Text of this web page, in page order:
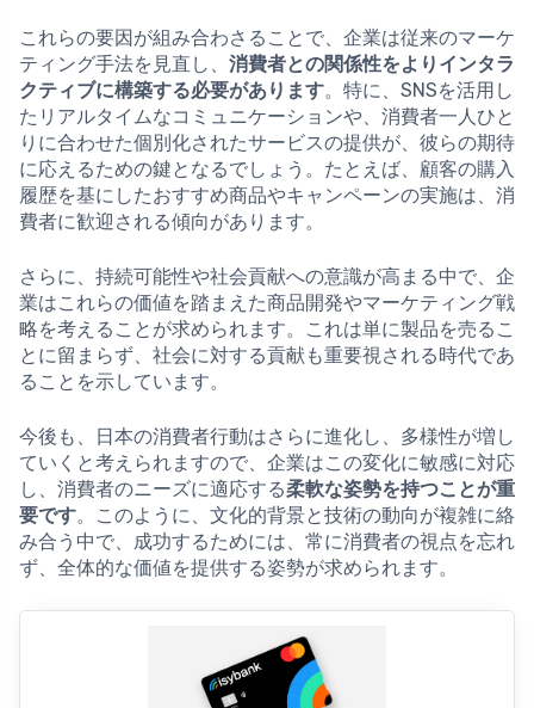
これらの要因が組み合わさることで、企業は従来のマーケ
ティング手法を見直し、 消費者との関係性をよりインタラ
クティブに構築する必要があります。特に、SNSを活用し
たリアルタイムなコミュニケーションや、消費者一人ひと
りに合わせた個別化されたサービスの提供が、彼らの期待
に応えるための鍵となるでしょう。たとえば、顧客の購入
履歴を基にしたおすすめ商品やキャンペーンの実施は、消
費者に歓迎される傾向があります。
さらに、持続可能性や社会貢献への意識が高まる中で、企
業はこれらの価値を踏まえた商品開発やマーケティング戦
略を考えることが求められます。これは単に製品を売るこ
とに留まらず、社会に対する貢献も重要視される時代であ
ることを示しています。
今後も、日本の消費者行動はさらに進化し、多様性が増し
ていくと考えられますので、企業はこの変化に敏感に対応
し、消費者のニーズに適応する柔軟な姿勢を持つことが重
要です。このように、文化的背景と技術の動向が複雑に絡
み合う中で、成功するためには、常に消費者の視点を忘れ
ず、全体的な価値を提供する姿勢が求められます。